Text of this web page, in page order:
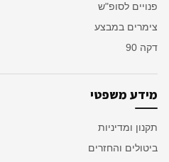
פנויים לסופ"ש
צימרים במבצע
דקה 90
מידע משפטי
תקנון ומדיניות
ביטולים והחזרים